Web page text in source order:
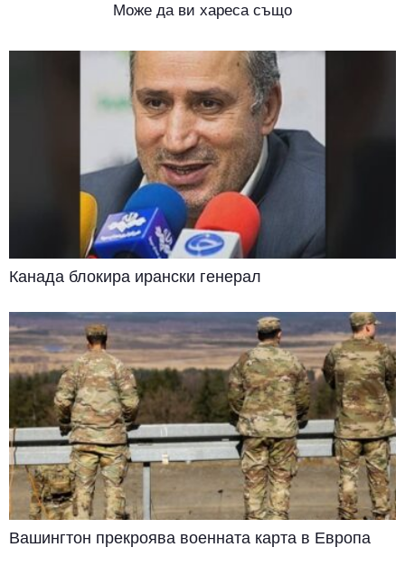
Може да ви хареса също
Канада блокира ирански генерал
Вашингтон прекроява военната карта в Европа